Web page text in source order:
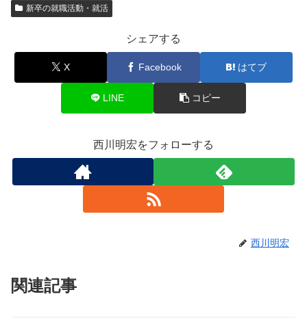
新卒の就職活動・就活
シェアする
X Facebook はてブ
LINE コピー
西川明宏をフォローする
西川明宏
関連記事